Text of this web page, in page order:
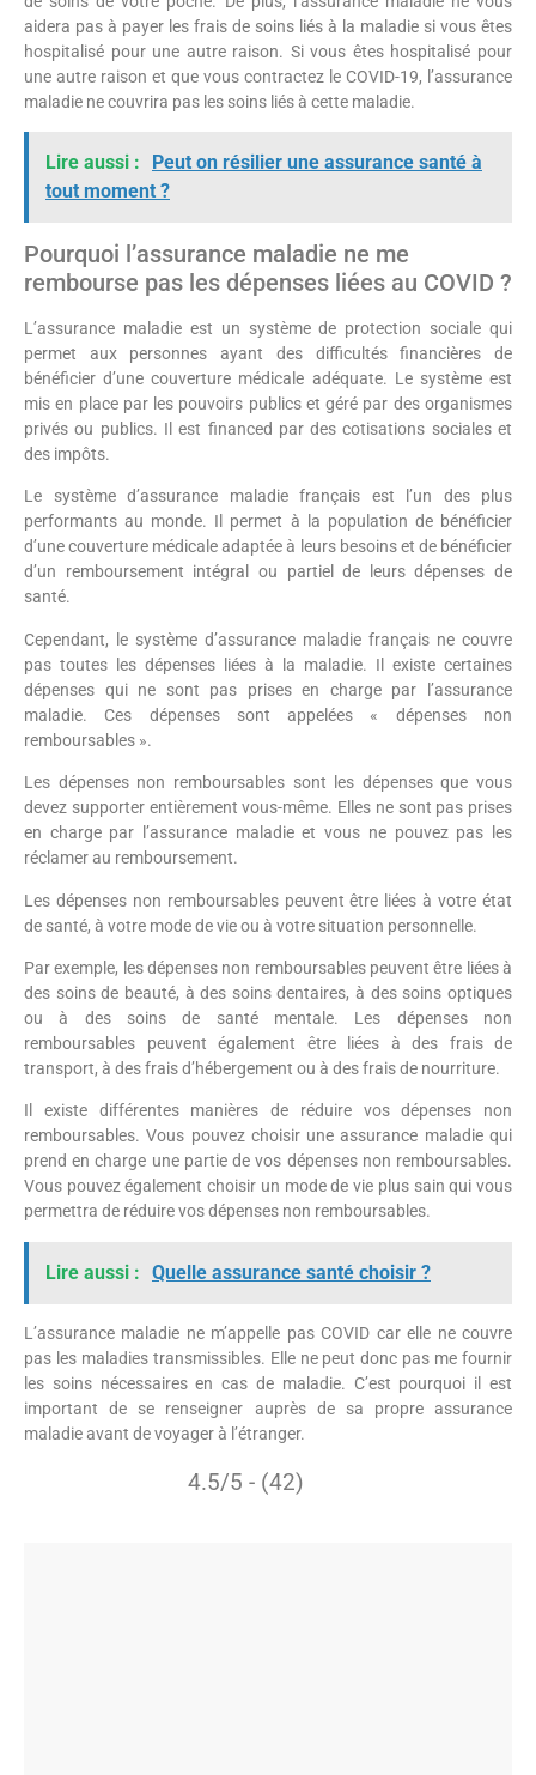
aidera pas à payer les frais de soins liés à la maladie si vous êtes
hospitalisé pour une autre raison. Si vous êtes hospitalisé pour
une autre raison et que vous contractez le COVID-19, l’assurance
maladie ne couvrira pas les soins liés à cette maladie.
Lire aussi :
Peut on résilier une assurance santé à
tout moment ?
Pourquoi l’assurance maladie ne me
rembourse pas les dépenses liées au COVID ?
L’assurance maladie est un système de protection sociale qui
permet aux personnes ayant des difficultés financières de
bénéficier d’une couverture médicale adéquate. Le système est
mis en place par les pouvoirs publics et géré par des organismes
privés ou publics. Il est financed par des cotisations sociales et
des impôts.
Le système d’assurance maladie français est l’un des plus
performants au monde. Il permet à la population de bénéficier
d’une couverture médicale adaptée à leurs besoins et de bénéficier
d’un remboursement intégral ou partiel de leurs dépenses de
santé.
Cependant, le système d’assurance maladie français ne couvre
pas toutes les dépenses liées à la maladie. Il existe certaines
dépenses qui ne sont pas prises en charge par l’assurance
maladie. Ces dépenses sont appelées « dépenses non
remboursables ».
Les dépenses non remboursables sont les dépenses que vous
devez supporter entièrement vous-même. Elles ne sont pas prises
en charge par l’assurance maladie et vous ne pouvez pas les
réclamer au remboursement.
Les dépenses non remboursables peuvent être liées à votre état
de santé, à votre mode de vie ou à votre situation personnelle.
Par exemple, les dépenses non remboursables peuvent être liées à
des soins de beauté, à des soins dentaires, à des soins optiques
ou à des soins de santé mentale. Les dépenses non
remboursables peuvent également être liées à des frais de
transport, à des frais d’hébergement ou à des frais de nourriture.
Il existe différentes manières de réduire vos dépenses non
remboursables. Vous pouvez choisir une assurance maladie qui
prend en charge une partie de vos dépenses non remboursables.
Vous pouvez également choisir un mode de vie plus sain qui vous
permettra de réduire vos dépenses non remboursables.
Lire aussi : Quelle assurance santé choisir ?
L’assurance maladie ne m’appelle pas COVID car elle ne couvre
pas les maladies transmissibles. Elle ne peut donc pas me fournir
les soins nécessaires en cas de maladie. C’est pourquoi il est
important de se renseigner auprès de sa propre assurance
maladie avant de voyager à l’étranger.
4.5/5 - (42)